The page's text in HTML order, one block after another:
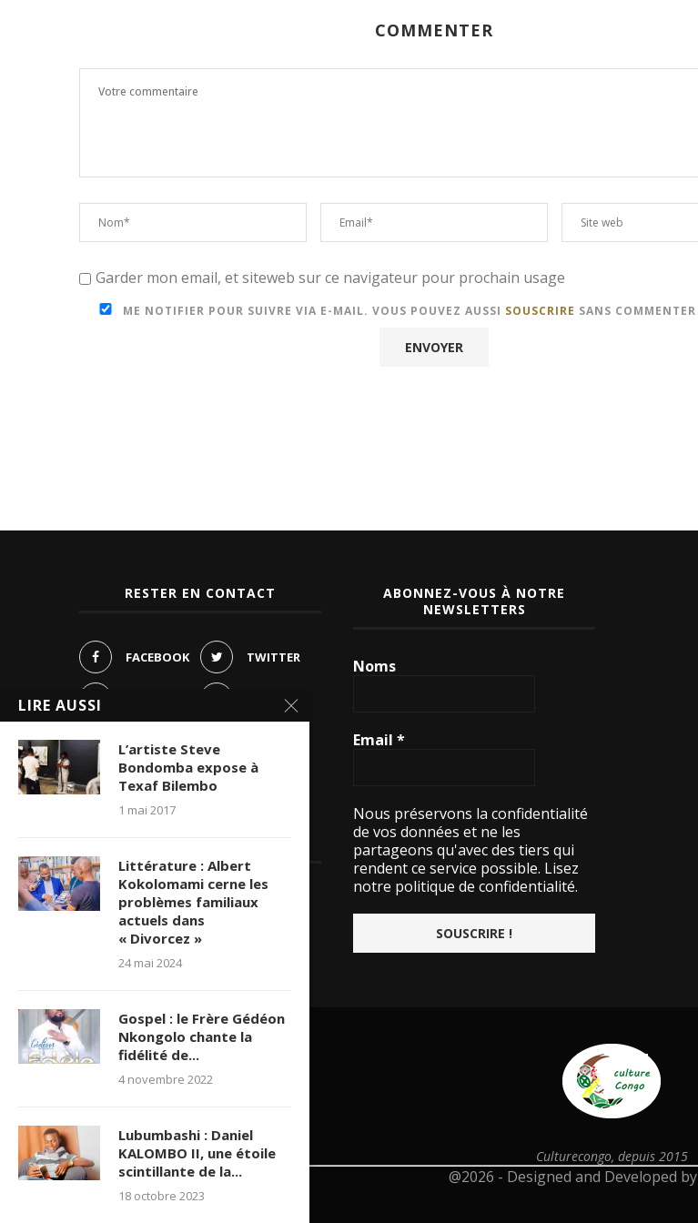
COMMENTER
Garder mon email, et siteweb sur ce navigateur pour prochain usage
ME NOTIFIER POUR SUIVRE VIA E-MAIL. VOUS POUVEZ AUSSI SOUSCRIRE SANS COMMENTER
RESTER EN CONTACT
FACEBOOK TWITTER
INSTAGRAM
PINTEREST
WHATSAPP
15536336 visite(s)
ABONNEZ-VOUS À NOTRE
NEWSLETTERS
Noms
Email*
Nous préservons la confidentialité
de vos données et ne les
partageons qu'avec des tiers qui
rendent ce service possible. Lisez
notre politique de confidentialité.
Culturecongo, depuis 2015
@2026 - Designed and Developed by
LIRE AUSSI
L’artiste Steve
Bondomba expose à
Texaf Bilembo
1 mai 2017
Littérature : Albert
Kokolomami cerne les
problèmes familiaux
actuels dans
« Divorcez »
24 mai 2024
Gospel : le Frère Gédéon
Nkongolo chante la
fidélité de...
4 novembre 2022
Lubumbashi : Daniel
KALOMBO II, une étoile
scintillante de la...
18 octobre 2023